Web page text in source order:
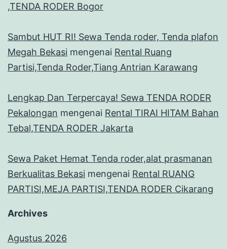
,TENDA RODER Bogor
Sambut HUT RI! Sewa Tenda roder, Tenda plafon
Megah Bekasi mengenai Rental Ruang
Partisi,Tenda Roder,Tiang Antrian Karawang
Lengkap Dan Terpercaya! Sewa TENDA RODER
Pekalongan mengenai Rental TIRAI HITAM Bahan
Tebal,TENDA RODER Jakarta
Sewa Paket Hemat Tenda roder,alat prasmanan
Berkualitas Bekasi mengenai Rental RUANG
PARTISI,MEJA PARTISI,TENDA RODER Cikarang
Archives
Agustus 2026